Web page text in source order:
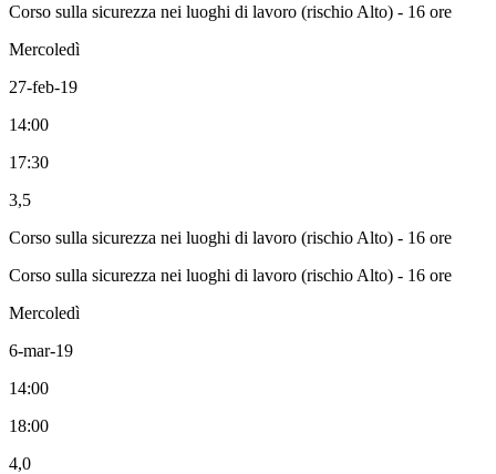
Corso sulla sicurezza nei luoghi di lavoro (rischio Alto) - 16 ore
Mercoledì
27-feb-19
14:00
17:30
3,5
Corso sulla sicurezza nei luoghi di lavoro (rischio Alto) - 16 ore
Corso sulla sicurezza nei luoghi di lavoro (rischio Alto) - 16 ore
Mercoledì
6-mar-19
14:00
18:00
4,0